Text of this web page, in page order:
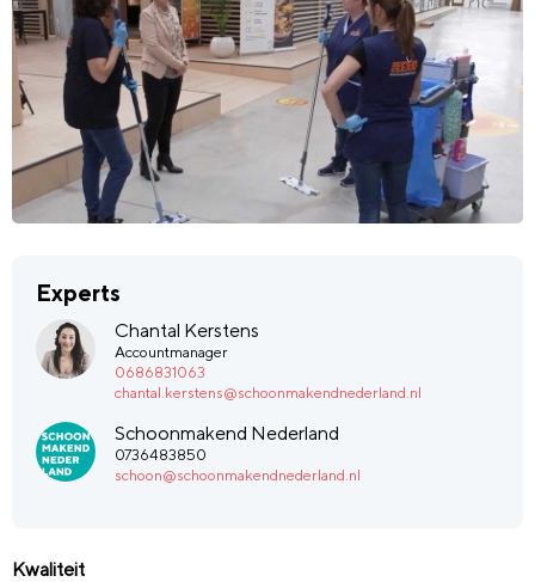
Experts
Chantal Kerstens
Accountmanager
0686831063
chantal.kerstens@schoonmakendnederland.nl
Schoonmakend Nederland
0736483850
schoon@schoonmakendnederland.nl
Kwaliteit